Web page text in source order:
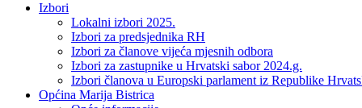
Izbori
Lokalni izbori 2025.
Izbori za predsjednika RH
Izbori za članove vijeća mjesnih odbora
Izbori za zastupnike u Hrvatski sabor 2024.g.
Izbori članova u Europski parlament iz Republike
Općina Marija Bistrica